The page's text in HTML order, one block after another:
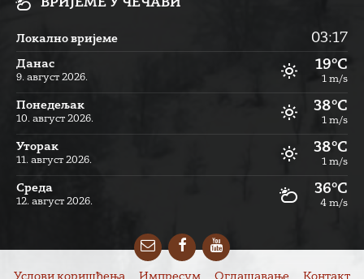
ВРИЈЕМЕ У ЧЕЧАВИ
Локално вријеме 03:17
Данас
9. август 2026.
19°C
1 m/s
Понедељак
10. август 2026.
38°C
1 m/s
Уторак
11. август 2026.
38°C
1 m/s
Cреда
12. август 2026.
36°C
4 m/s
EmailFacebookYouTube
Услови коришћења Импресум Оглашавање Контакт